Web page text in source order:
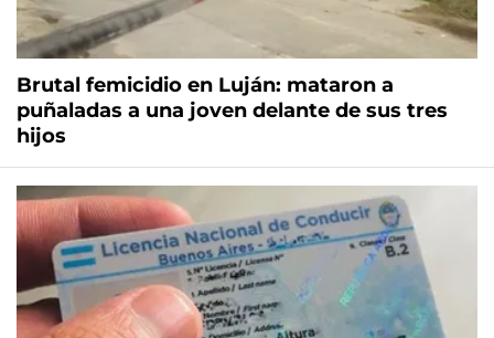
Brutal femicidio en Luján: mataron a
puñaladas a una joven delante de sus tres
hijos